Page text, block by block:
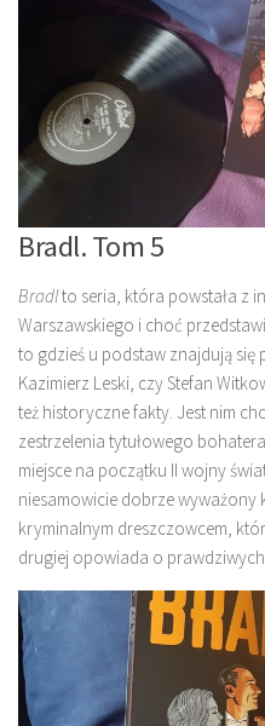
Bradl. Tom 5
Bradlto seria, która powstała z
Warszawskiego i choć
to gdzieś u podstaw znajdują się
Kazimierz Leski, czy Stefan
też historyczne fakty. Jest nim
zestrzelenia tytułowego
miejsce na początku II wojny
niesamowicie dobrze wyważony
kryminalnym dreszczowcem,
drugiej opowiada o